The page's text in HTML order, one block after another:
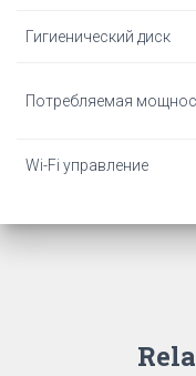
Гигиенический диск
Потребляемая
Wi-Fi управление